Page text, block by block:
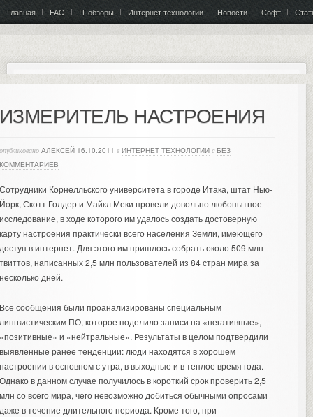
Главная FAQ IT обзоры Интернет технологии Новости Софт
НАСТРОЕНИЯ
АЛЕКСЕЙ 16.10.2011 в ИНТЕРНЕТ ТЕХНОЛОГИИ с БЕЗ
Корнелльского университета в городе Итака, штат Нью-
Скотт Голдер и Майкл Меки провели довольно любопытное
в ходе которого им удалось создать достоверную
настроения практически всего населения Земли, имеющего
в интернет. Для этого им пришлось собрать около 509 млн
написанных 2,5 млн пользователей из 84 стран мира за
дней.
сообщения были проанализированы специальным
ПО, которое поделило записи на «негативные»,
и «нейтральные». Результаты в целом подтвердили
ранее тенденции: люди находятся в хорошем
в основном с утра, в выходные и в теплое время года.
в данном случае получилось в короткий срок проверить 2,5
со всего мира, чего невозможно добиться обычными опросами
в течение длительного периода. Кроме того, при